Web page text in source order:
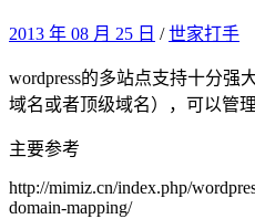
2013 年 08 月 25 日 /世家打手
wordpress的多站点支持十分强
域名或者顶级域名），可以管
主要参考
http://mimiz.cn/index.php/
domain-mapping/